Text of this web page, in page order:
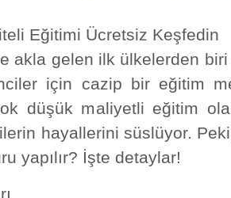
Eğitimi Ücretsiz Keşfedin
akla gelen ilk ülkelerden
için cazip bir eğitim
düşük maliyetli eğitim
hayallerini süslüyor.
yapılır? İşte detaylar!